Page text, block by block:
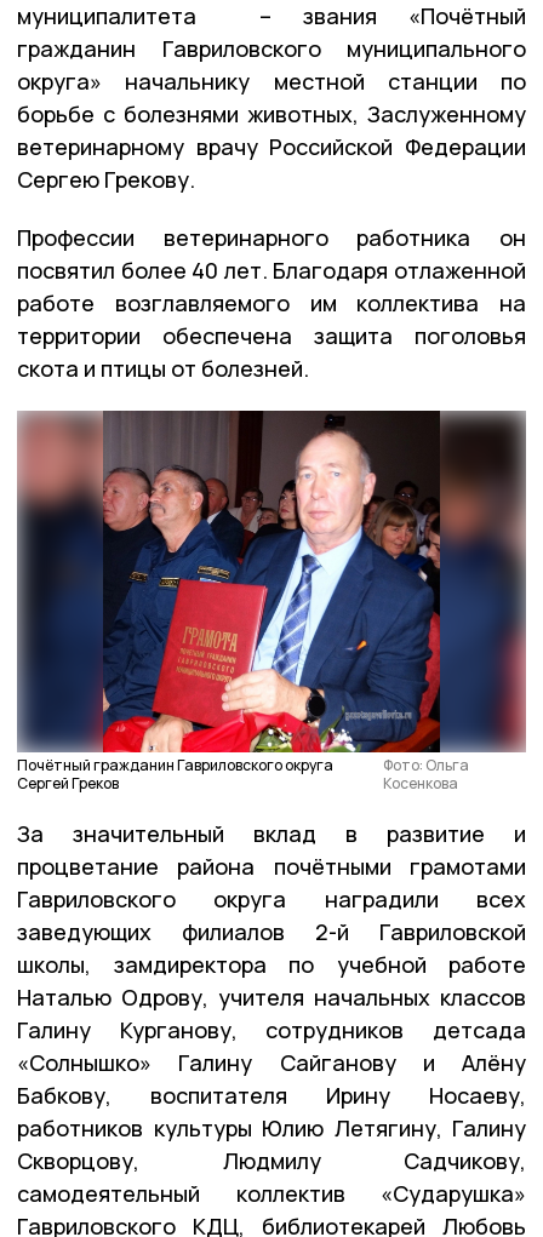
муниципалитета – звания «Почётный
гражданин Гавриловского муниципального
округа» начальнику местной станции по
борьбе с болезнями животных, Заслуженному
ветеринарному врачу Российской Федерации
Сергею Грекову.
Профессии ветеринарного работника он
посвятил более 40 лет. Благодаря отлаженной
работе возглавляемого им коллектива на
территории обеспечена защита поголовья
скота и птицы от болезней.
Почётный гражданин Гавриловского округа
Сергей Греков
Фото: Ольга
Косенкова
За значительный вклад в развитие и
процветание района почётными грамотами
Гавриловского округа наградили всех
заведующих филиалов 2-й Гавриловской
школы, замдиректора по учебной работе
Наталью Одрову, учителя начальных классов
Галину Курганову, сотрудников детсада
«Солнышко» Галину Сайганову и Алёну
Бабкову, воспитателя Ирину Носаеву,
работников культуры Юлию Летягину, Галину
Скворцову, Людмилу Садчикову,
самодеятельный коллектив «Сударушка»
Гавриловского КДЦ, библиотекарей Любовь